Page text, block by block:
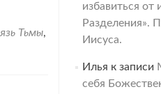
Тьмы,
избавиться от
Разделения».
Иисуса.
Илья к записи
себя